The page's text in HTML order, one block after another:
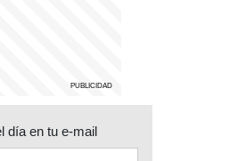
día en tu e-mail